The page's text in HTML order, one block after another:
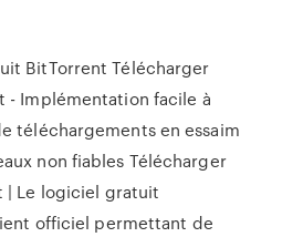
BitTorrent Télécharger
- Implémentation facile à
téléchargements en essaim
non fiables Télécharger
| Le logiciel gratuit
officiel permettant de